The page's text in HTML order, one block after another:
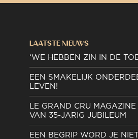
LAATSTE NIEUWS
‘WE HEBBEN ZIN IN DE
EEN SMAKELIJK
LEVEN!
LE GRAND CRU MAGAZINE
VAN 35-JARIG JUBILEUM
EEN BEGRIP WORD JE